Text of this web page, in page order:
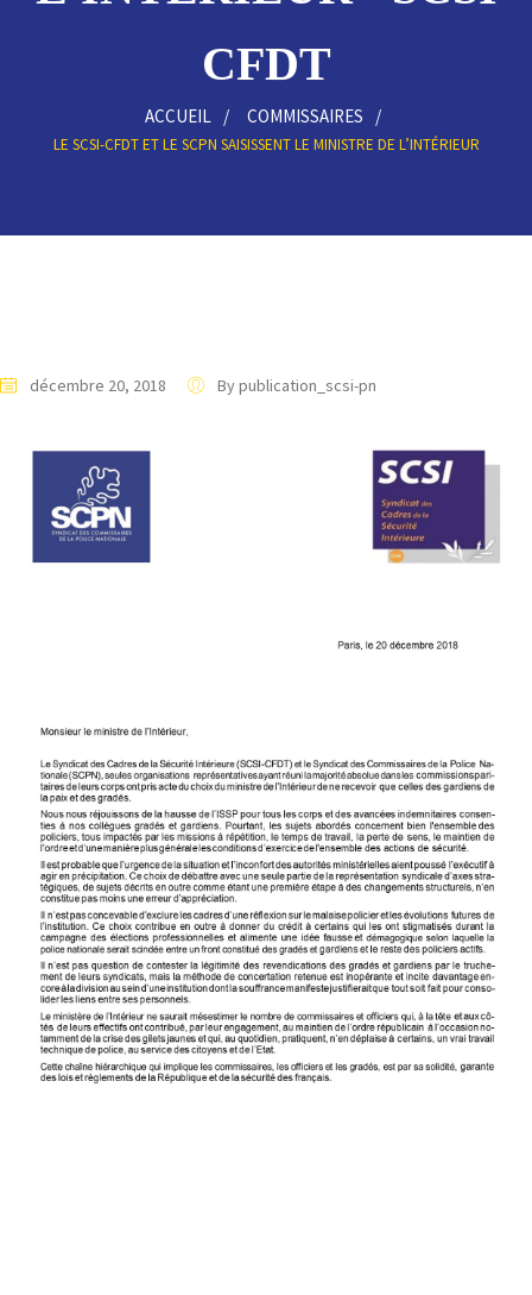
CFDT
ACCUEIL COMMISSAIRES
LE SCSI-CFDT ET LE SCPN SAISISSENT LE MINISTRE DE L’INTÉRIEUR
décembre 20, 2018 By publication_scsi-pn